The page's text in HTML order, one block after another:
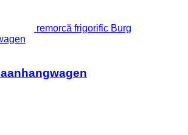
remorcă frigorific Burg